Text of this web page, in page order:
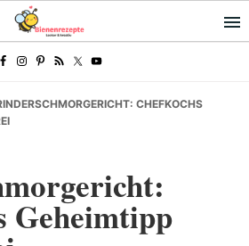
CHEFKOCHS
Geheimtipp